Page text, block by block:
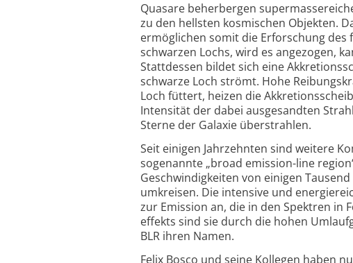
Quasare beherbergen
zu den hellsten kosmischen Objekten.
ermöglichen somit die Erforschung des
schwarzen Lochs, wird es angezogen,
Stattdessen bildet sich eine
schwarze Loch strömt. Hohe
Loch füttert, heizen die
Intensität der dabei ausgesandten
Sterne der Galaxie überstrahlen.
Seit einigen Jahrzehnten sind weitere
sogenannte „broad emission-line
Geschwindigkeiten von einigen
umkreisen. Die intensive und
zur Emission an, die in den Spektren
effekts sind sie durch die hohen
BLR ihren Namen.
Felix Bosco und seine Kollegen haben